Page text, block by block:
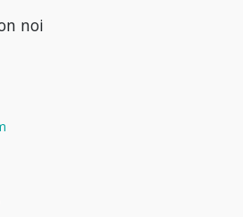
noi